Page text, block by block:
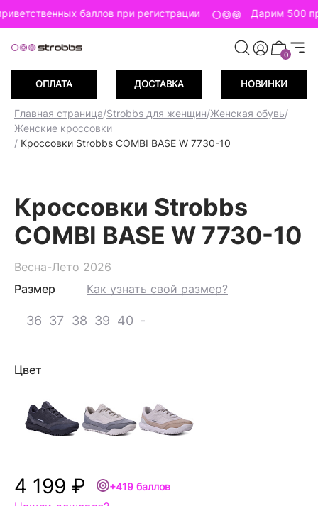
баллов при регистрации Дарим 500
0
ОПЛАТА ДОСТАВКА НОВИНКИ
Главная страница/Strobbs для женщин/Женская обувь/
Женские кроссовки
/ Кроссовки Strobbs COMBI BASE W 7730-10
Кроссовки Strobbs
COMBI BASE W 7730-10
Весна-Лето 2026
Размер
Как узнать свой размер?
36 37 38 39 40 -
Цвет
4 199 ₽ +419 баллов